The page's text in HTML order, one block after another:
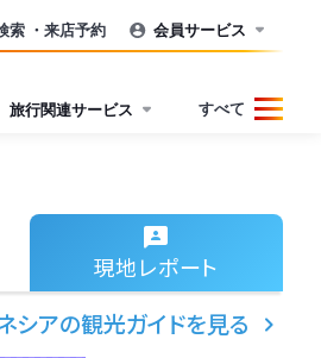
索 ・来店予約 会員サービス
旅行関連サービス すべて
現地 レポート
シアの観光ガイドを見る